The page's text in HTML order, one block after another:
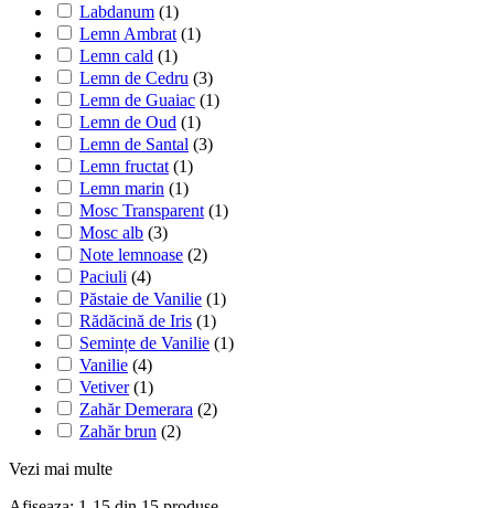
Labdanum (1)
Lemn Ambrat (1)
Lemn cald (1)
Lemn de Cedru (3)
Lemn de Guaiac (1)
Lemn de Oud (1)
Lemn de Santal (3)
Lemn fructat (1)
Lemn marin (1)
Mosc Transparent (1)
Mosc alb (3)
Note lemnoase (2)
Paciuli (4)
Păstaie de Vanilie (1)
Rădăcină de Iris (1)
Semințe de Vanilie (1)
Vanilie (4)
Vetiver (1)
Zahăr Demerara (2)
Zahăr brun (2)
Vezi mai multe